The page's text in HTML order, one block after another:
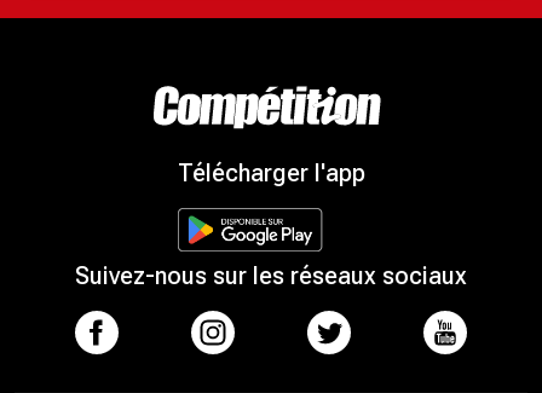
Télécharger l'app
Suivez-nous sur les réseaux sociaux